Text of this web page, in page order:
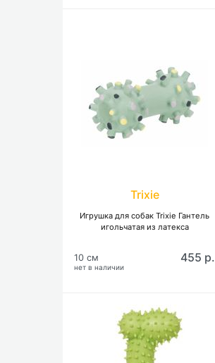
Trixie
Игрушка для собак Trixie Гантель
игольчатая из латекса
нет в наличии
10 см 455 р.